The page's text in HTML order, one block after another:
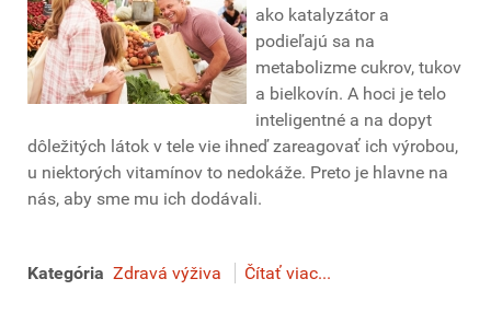
ako katalyzátor a
podieľajú sa na
metabolizme cukrov, tukov
a bielkovín. A hoci je telo
inteligentné a na dopyt
dôležitých látok v tele vie ihneď zareagovať ich výrobou,
u niektorých vitamínov to nedokáže. Preto je hlavne na
nás, aby sme mu ich dodávali.
Kategória Zdravá výživa Čítať viac...